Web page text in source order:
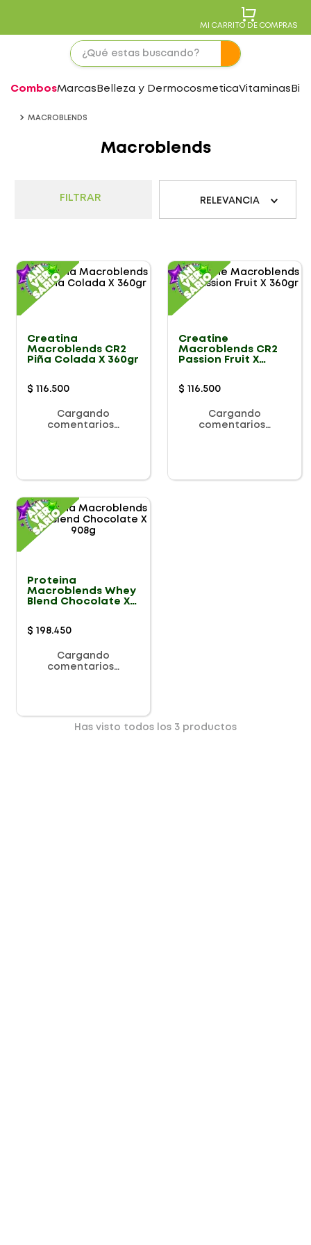
MI CARRITO DE COMPRAS
CombosMarcas Belleza y DermocosmeticaVitaminas
MACROBLENDS
Macroblends
FILTRAR RELEVANCIA
Creatina
Macroblends CR2
Piña Colada X 360gr
$ 116.500
Cargando
comentarios…
Creatine
Macroblends CR2
Passion Fruit X
$ 116.500
Cargando
comentarios…
Proteina
Macroblends Whey
Blend Chocolate X
$ 198.450
Cargando
comentarios…
Has visto todos los 3 productos